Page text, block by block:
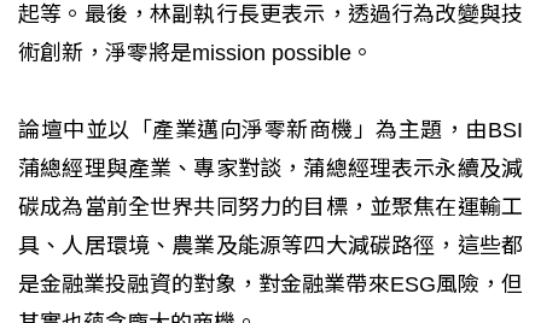
起等。最後，林副執行長更表示，透過行為改變與技
術創新，淨零將是mission possible。
論壇中並以「產業邁向淨零新商機」為主題，由BSI
蒲總經理與產業、專家對談，蒲總經理表示永續及減
碳成為當前全世界共同努力的目標，並聚焦在運輸工
具、人居環境、農業及能源等四大減碳路徑，這些都
是金融業投融資的對象，對金融業帶來ESG風險，但